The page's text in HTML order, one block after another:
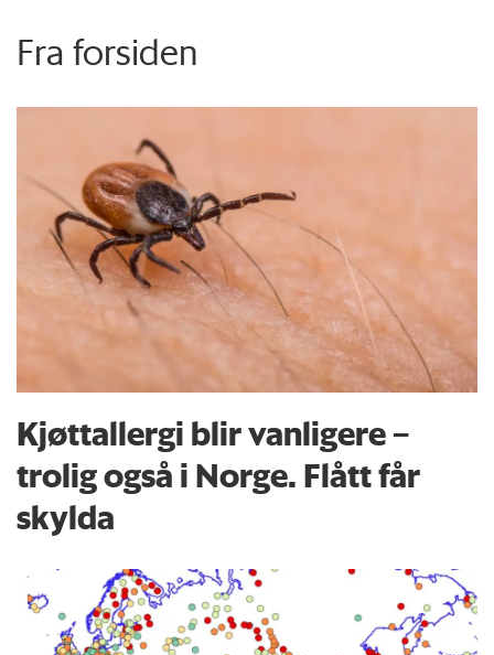
Fra forsiden
Kjøttallergi blir vanligere –
trolig også i Norge. Flått får
skylda